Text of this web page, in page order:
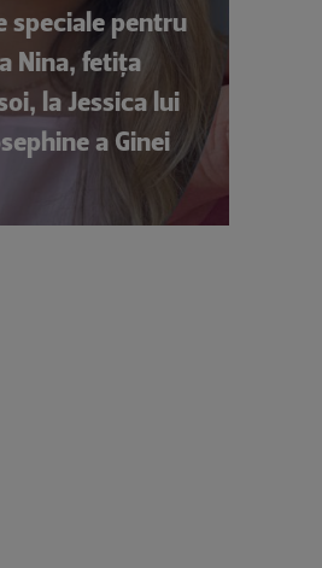
speciale pentru
Nina, fetița
la Jessica lui
a Ginei